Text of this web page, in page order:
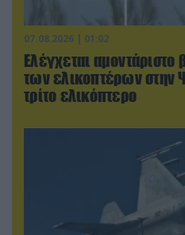
07.08.2026 | 01:02
Ελέγχεται αμοντάριστο
των ελικοπτέρων στην
τρίτο ελικόπτερο